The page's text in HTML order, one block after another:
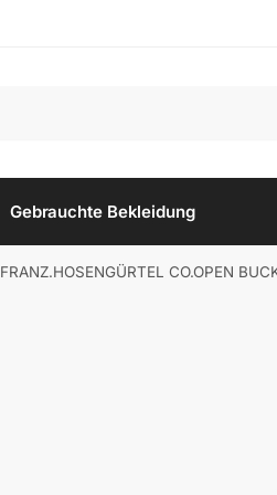
Gebrauchte Bekleidung
FRANZ.HOSENGÜRTEL CO.OPEN